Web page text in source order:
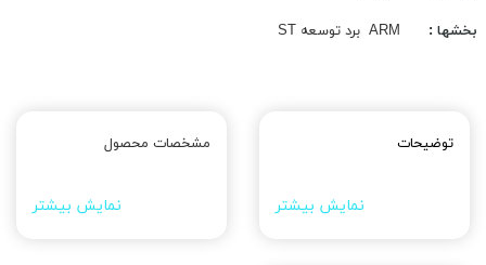
بخشها : ARM برد توسعه ST
توضیحات
نمایش بیشتر
مشخصات محصول
نمایش بیشتر